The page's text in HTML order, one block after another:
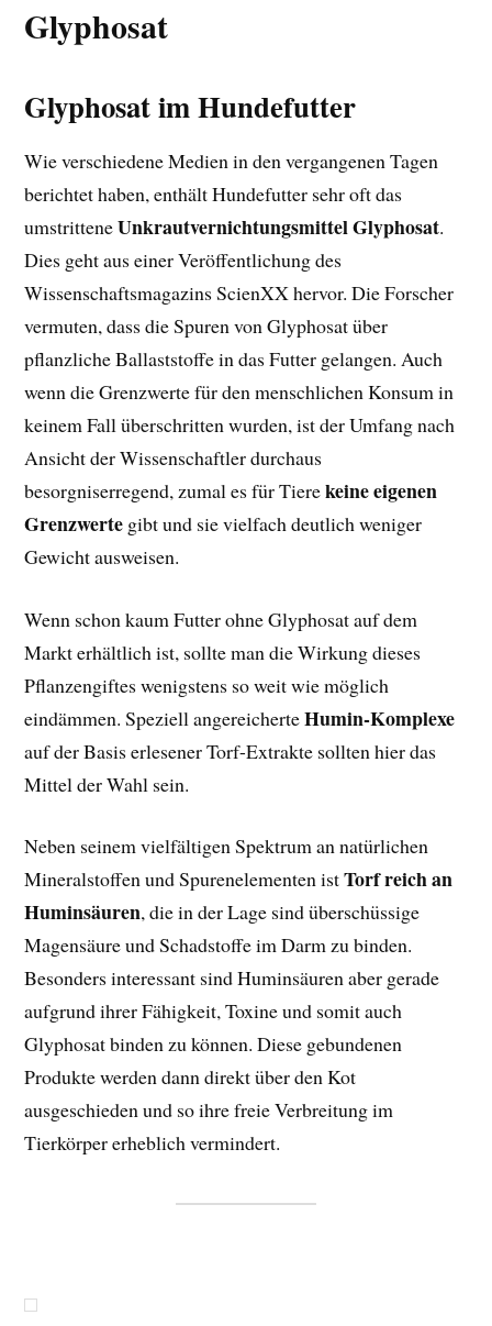
Glyphosat
Glyphosat im Hundefutter
Wie verschiedene Medien in den vergangenen Tagen
berichtet haben, enthält Hundefutter sehr oft das
umstritteneUnkrautvernichtungsmittel Glyphosat.
Dies geht aus einer Veröffentlichung des
Wissenschaftsmagazins ScienXX hervor. Die Forscher
vermuten, dass die Spuren von Glyphosat über
pflanzliche Ballaststoffe in das Futter gelangen. Auch
wenn die Grenzwerte für den menschlichen Konsum in
keinem Fall überschritten wurden, ist der Umfang nach
Ansicht der Wissenschaftler durchaus
besorgniserregend, zumal es für Tierekeine eigenen
Grenzwerte gibt und sie vielfach deutlich weniger
Gewicht ausweisen.
Wenn schon kaum Futter ohne Glyphosat auf dem
Markt erhältlich ist, sollte man die Wirkung dieses
Pflanzengiftes wenigstens so weit wie möglich
eindämmen. Speziell angereicherteHumin-Komplexe
auf der Basis erlesener Torf-Extrakte sollten hier das
Mittel der Wahl sein.
Neben seinem vielfältigen Spektrum an natürlichen
Mineralstoffen und Spurenelementen istTorf reich an
Huminsäuren, die in der Lage sind überschüssige
Magensäure und Schadstoffe im Darm zu binden.
Besonders interessant sind Huminsäuren aber gerade
aufgrund ihrer Fähigkeit, Toxine und somit auch
Glyphosat binden zu können. Diese gebundenen
Produkte werden dann direkt über den Kot
ausgeschieden und so ihre freie Verbreitung im
Tierkörper erheblich vermindert.